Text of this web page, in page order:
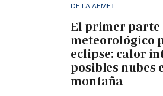
DE LA AEMET
El primer parte
meteorológico
eclipse: calor
posibles nubes
montaña